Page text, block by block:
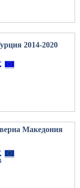
2014-2020
Македония